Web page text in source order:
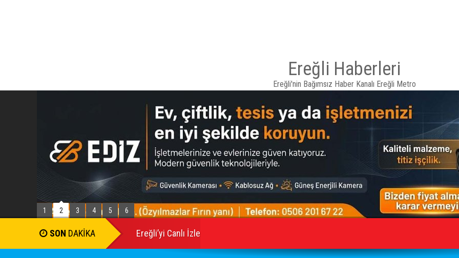
Ereğli Haberleri
Ereğli'nin Bağımsız Haber Kanalı Ereğli Metro
1 2 3 4 5 6
SON DAKİKA Ereğli’yi Canlı İzle